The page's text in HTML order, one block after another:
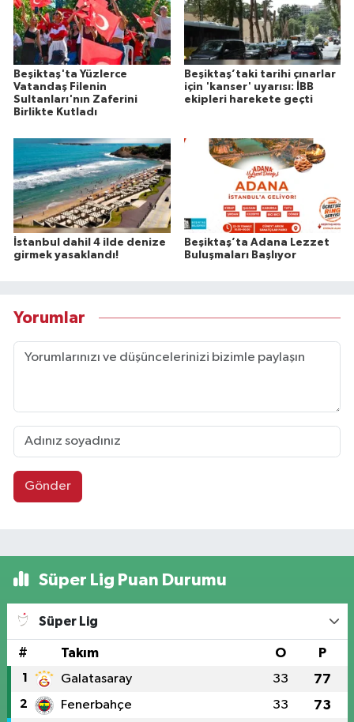
Beşiktaş'ta Yüzlerce
Vatandaş Filenin
Sultanları'nın Zaferini
Birlikte Kutladı
Beşiktaş’taki tarihi çınarlar
için 'kanser' uyarısı: İBB
ekipleri harekete geçti
İstanbul dahil 4 ilde denize
girmek yasaklandı!
Beşiktaş’ta Adana Lezzet
Buluşmaları Başlıyor
Yorumlar
Gönder
Süper Lig Puan Durumu
Süper Lig
# Takım O P
1 Galatasaray 33 77
2 Fenerbahçe 33 73